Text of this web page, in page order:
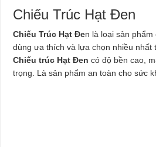
Chiếu Trúc Hạt Đen
Chiếu Trúc Hạt Đen là loại sản
dùng ưa thích và lựa chọn nhiều nhất
Chiếu trúc Hạt Đen có độ bền cao,
trọng. Là sản phẩm an toàn cho sức